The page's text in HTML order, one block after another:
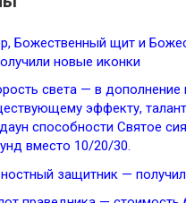
, Божественный щит и
новые иконки
света — в дополнение
эффекту,
способности Святое
вместо 10/20/30.
защитник —